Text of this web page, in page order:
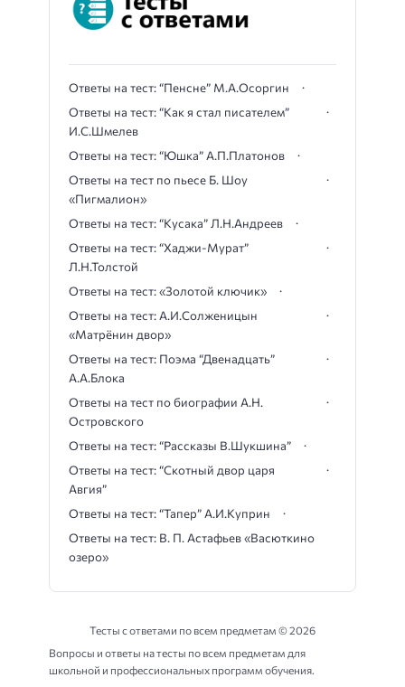
Ответы на тест: “Пенсне” М.А.Осоргин
Ответы на тест: “Как я стал писателем”
И.С.Шмелев
Ответы на тест: “Юшка” А.П.Платонов
Ответы на тест по пьесе Б. Шоу
«Пигмалион»
Ответы на тест: “Кусака” Л.Н.Андреев
Ответы на тест: “Хаджи-Мурат”
Л.Н.Толстой
Ответы на тест: «Золотой ключик»
Ответы на тест: А.И.Солженицын
«Матрёнин двор»
Ответы на тест: Поэма “Двенадцать”
А.А.Блока
Ответы на тест по биографии А.Н.
Островского
Ответы на тест: “Рассказы В.Шукшина”
Ответы на тест: “Скотный двор царя
Авгия”
Ответы на тест: “Тапер” А.И.Куприн
Ответы на тест: В. П. Астафьев «Васюткино
озеро»
Тесты с ответами по всем предметам ©2026
Вопросы и ответы на тесты по всем предметам для
школьной и профессиональных программ обучения.